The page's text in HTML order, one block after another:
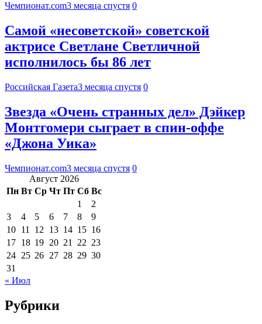
Чемпионат.com3 месяца спустя 0
Самой «несоветской» советской
актрисе Светлане Светличной
исполнилось бы 86 лет
Российская Газета3 месяца спустя 0
Звезда «Очень странных дел» Дэйкер
Монтгомери сыграет в спин-оффе
«Джона Уика»
Чемпионат.com3 месяца спустя 0
Август 2026
Пн Вт Ср Чт Пт Сб Вс
1
2
3
4 5 6 7 8
9
10 11 12 13 14 15 16
17 18 19 20 21 22 23
24 25 26 27 28 29 30
31
« Июл
Рубрики